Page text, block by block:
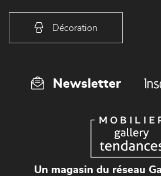
Décoration
Newsletter
Un magasin du réseau